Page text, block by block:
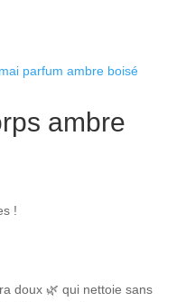
ambre
!
doux 🌿 qui nettoie sans